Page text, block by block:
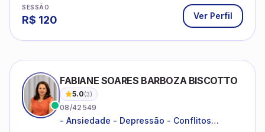
SESSÃO
R$ 120 Ver Perfil
FABIANE SOARES BARBOZA BISCOTTO
5.0(3)
08/42549
- Ansiedade - Depressão - Conflitos